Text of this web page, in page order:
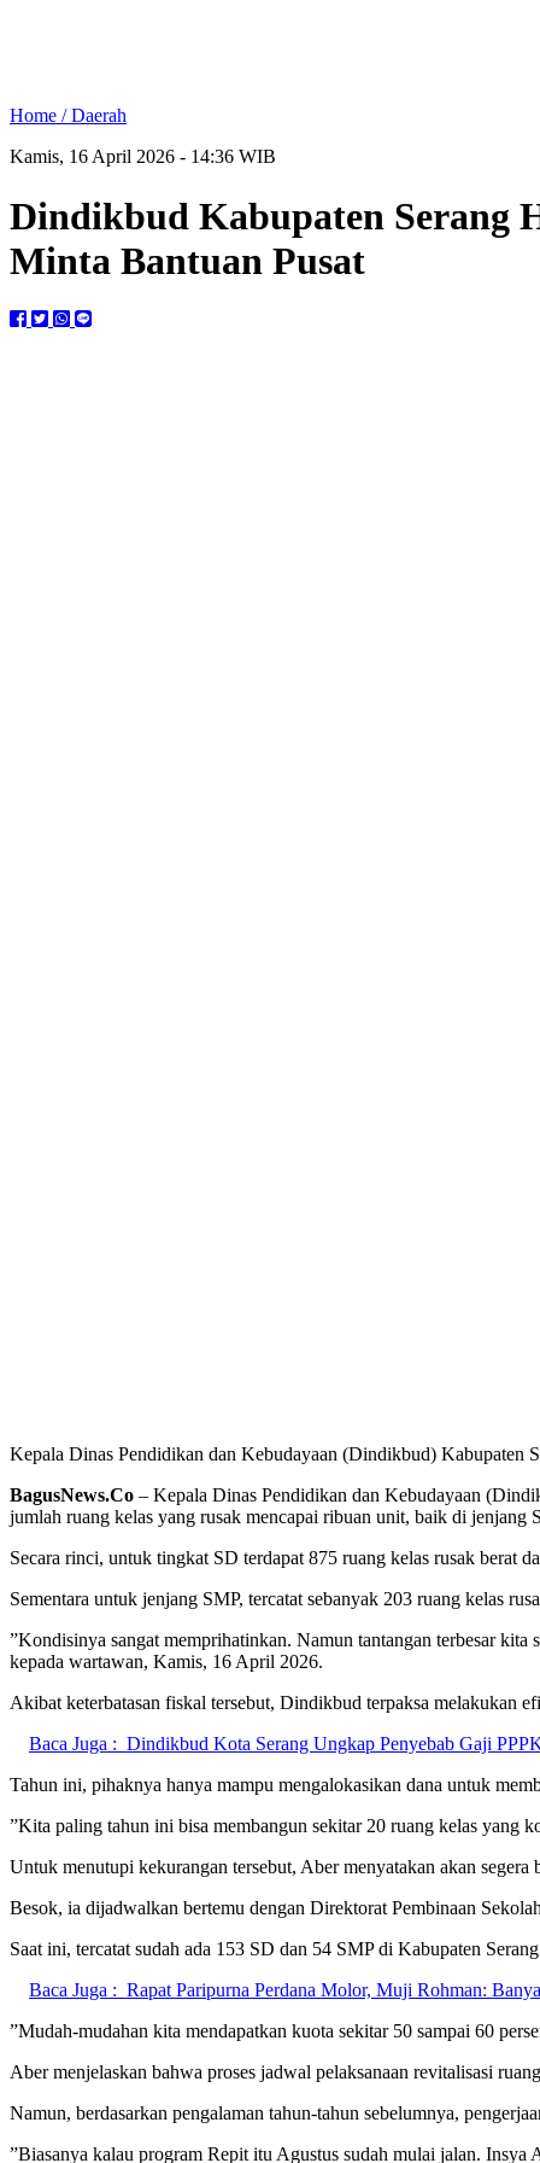
Home /Daerah
Kamis, 16 April 2026 - 14:36 WIB
Dindikbud Kabupaten Serang
Minta Bantuan Pusat
Kepala Dinas Pendidikan dan Kebudayaan (Dindikbud) Kabupaten
BagusNews.Co – Kepala Dinas Pendidikan dan Kebudayaan
jumlah ruang kelas yang rusak mencapai ribuan unit, baik di jenjang
‎Secara rinci, untuk tingkat SD terdapat 875 ruang kelas rusak berat
‎Sementara untuk jenjang SMP, tercatat sebanyak 203 ruang kelas
‎”Kondisinya sangat memprihatinkan. Namun tantangan terbesar
kepada wartawan, Kamis, 16 April 2026.
‎Akibat keterbatasan fiskal tersebut, Dindikbud terpaksa melakukan
Baca Juga : ‎Dindikbud Kota Serang Ungkap Penyebab Gaji
‎Tahun ini, pihaknya hanya mampu mengalokasikan dana untuk
‎”Kita paling tahun ini bisa membangun sekitar 20 ruang kelas yang
‎Untuk menutupi kekurangan tersebut, Aber menyatakan akan
‎Besok, ia dijadwalkan bertemu dengan Direktorat Pembinaan
‎Saat ini, tercatat sudah ada 153 SD dan 54 SMP di Kabupaten
Baca Juga : Rapat Paripurna Perdana Molor, Muji Rohman:
‎”Mudah-mudahan kita mendapatkan kuota sekitar 50 sampai 60
‎Aber menjelaskan bahwa proses jadwal pelaksanaan revitalisasi
‎Namun, berdasarkan pengalaman tahun-tahun sebelumnya,
‎”Biasanya kalau program Repit itu Agustus sudah mulai jalan.